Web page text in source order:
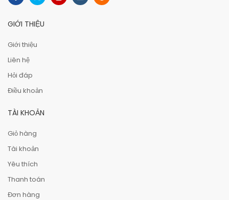
GIỚI THIỆU
Giới thiệu
Liên hệ
Hỏi đáp
Điều khoản
TÀI KHOẢN
Giỏ hàng
Tài khoản
Yêu thích
Thanh toán
Đơn hàng